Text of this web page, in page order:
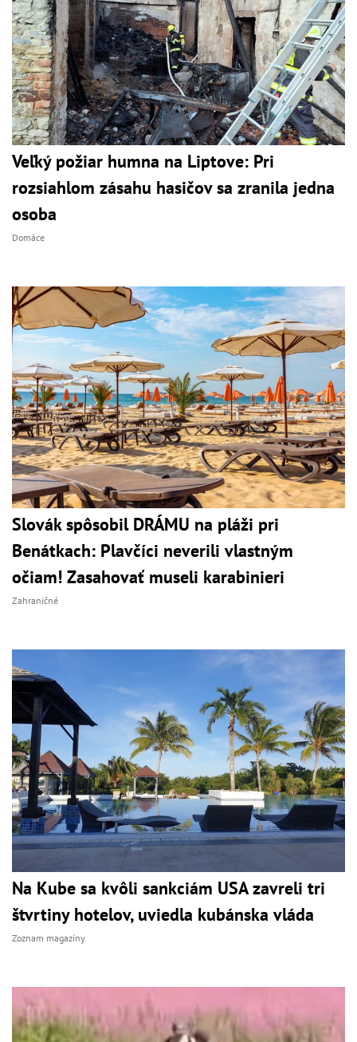
Veľký požiar humna na Liptove: Pri
rozsiahlom zásahu hasičov sa zranila jedna
osoba
Domáce
Slovák spôsobil DRÁMU na pláži pri
Benátkach: Plavčíci neverili vlastným
očiam! Zasahovať museli karabinieri
Zahraničné
Na Kube sa kvôli sankciám USA zavreli tri
štvrtiny hotelov, uviedla kubánska vláda
Zoznam magazíny